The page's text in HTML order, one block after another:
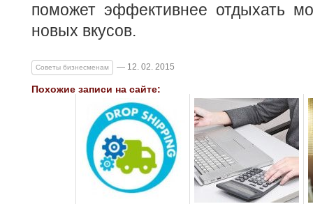
поможет эффективнее отдыхать
новых вкусов.
Советы бизнесменам — 12. 02. 2015
Похожие записи на сайте: